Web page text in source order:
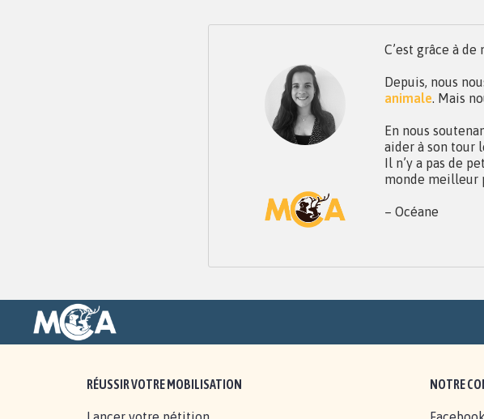
C’est grâce à
Depuis, nous
animale. Mais
En nous
aider à son tour
Il n’y a pas de
monde meilleur
– Océane
RÉUSSIR VOTRE MOBILISATION NOTRE